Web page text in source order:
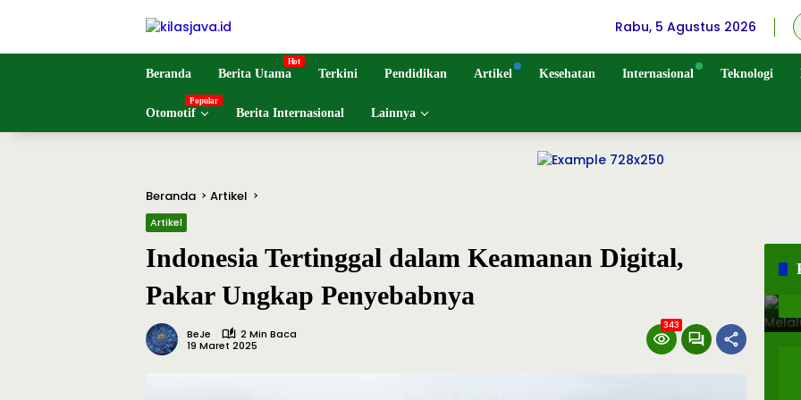
Rabu, 5 Agustus 2026
Beranda Berita Utama Terkini Pendidikan Artikel Kesehatan Internasional Teknologi
Otomotif Berita Internasional Lainnya
Beranda Artikel
Artikel
Indonesia Tertinggal dalam Keamanan Digital,
Pakar Ungkap Penyebabnya
BeJe
2 Min Baca
19 Maret 2025
343